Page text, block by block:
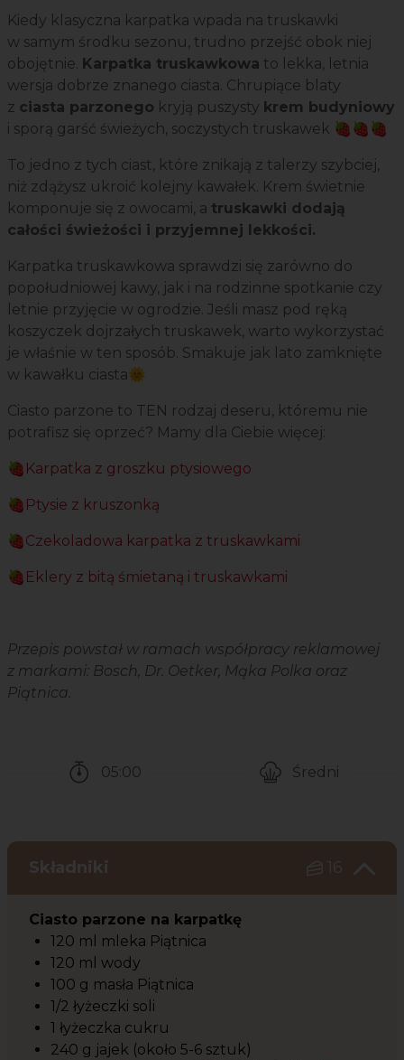
Kiedy klasyczna karpatka wpada na truskawki
w samym środku sezonu, trudno przejść obok niej
obojętnie. Karpatka truskawkowa to lekka, letnia
wersja dobrze znanego ciasta. Chrupiące blaty
z ciasta parzonego kryją puszysty krem budyniowy
i sporą garść świeżych, soczystych truskawek 🍓🍓🍓
To jedno z tych ciast, które znikają z talerzy szybciej,
niż zdążysz ukroić kolejny kawałek. Krem świetnie
komponuje się z owocami, a truskawki dodają
całości świeżości i przyjemnej lekkości.
Karpatka truskawkowa sprawdzi się zarówno do
popołudniowej kawy, jak i na rodzinne spotkanie czy
letnie przyjęcie w ogrodzie. Jeśli masz pod ręką
koszyczek dojrzałych truskawek, warto wykorzystać
je właśnie w ten sposób. Smakuje jak lato zamknięte
w kawałku ciasta🌞
Ciasto parzone to TEN rodzaj deseru, któremu nie
potrafisz się oprzeć? Mamy dla Ciebie więcej:
🍓 Karpatka z groszku ptysiowego
🍓 Ptysie z kruszonką
🍓Czekoladowa karpatka z truskawkami
🍓 Eklery z bitą śmietaną i truskawkami
Przepis powstał w ramach współpracy reklamowej
z markami: Bosch, Dr. Oetker, Mąka Polka oraz
Piątnica.
05:00
Średni
Składniki 16
Ciasto parzone na karpatkę
120 ml mleka Piątnica
120 ml wody
100 g masła Piątnica
1/2 łyżeczki soli
1 łyżeczka cukru
240 g jajek (około 5-6 sztuk)